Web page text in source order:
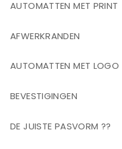
AUTOMATTEN MET PRINT
AFWERKRANDEN
AUTOMATTEN MET LOGO
BEVESTIGINGEN
DE JUISTE PASVORM ??